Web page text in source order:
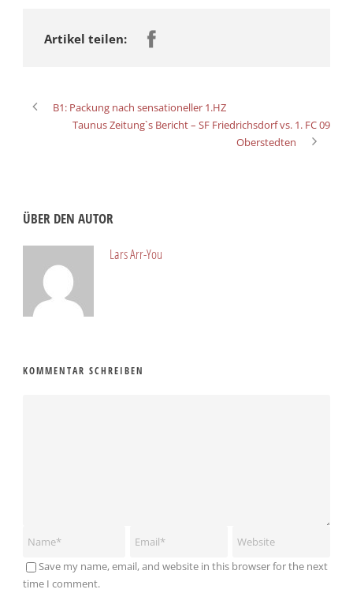
Artikel teilen:
B1: Packung nach sensationeller 1.HZ
Taunus Zeitung`s Bericht – SF Friedrichsdorf vs. 1. FC 09
Oberstedten
ÜBER DEN AUTOR
Lars Arr-You
KOMMENTAR SCHREIBEN
Save my name, email, and website in this browser for the next
time I comment.